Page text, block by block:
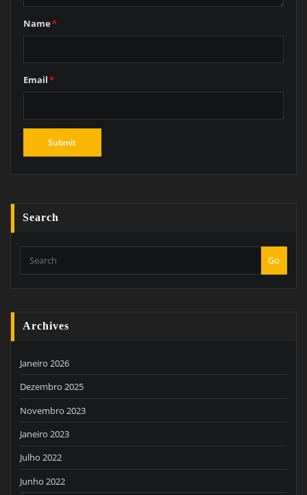
Name*
Email*
Search
Go
Archives
Janeiro 2026
Dezembro 2025
Novembro 2023
Janeiro 2023
Julho 2022
Junho 2022